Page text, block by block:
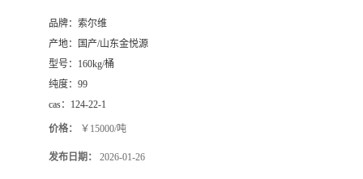
品牌： 索尔维
产地：
国产/山东金悦源
型号： 160kg/桶
纯度： 99
cas： 124-22-1
价格： ￥15000/吨
发布日期： 2026-01-26